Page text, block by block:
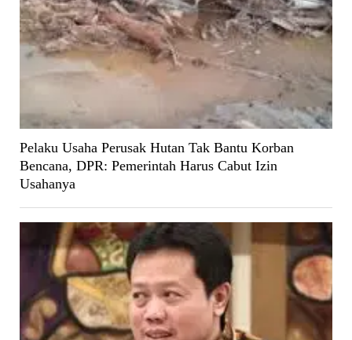
Pelaku Usaha Perusak Hutan Tak Bantu Korban
Bencana, DPR: Pemerintah Harus Cabut Izin
Usahanya